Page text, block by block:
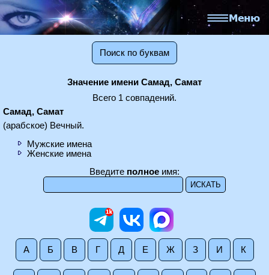
Поиск по буквам
Значение имени Самад, Самат
Всего 1 совпадений.
Самад, Самат
(арабское) Вечный.
Мужские имена
Женские имена
Введите полное имя:
А Б В Г Д Е Ж З И К